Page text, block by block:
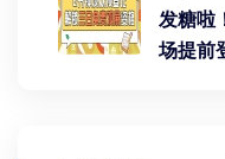
发糖啦
场提前